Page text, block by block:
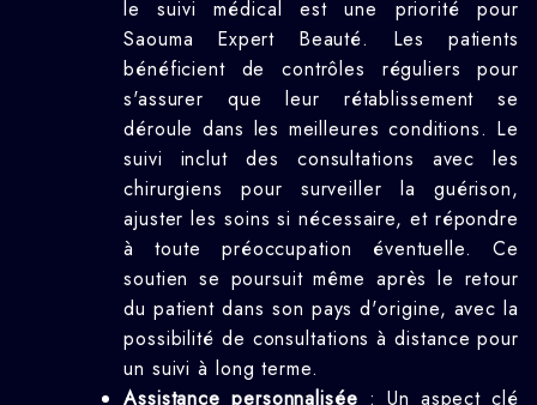
le suivi médical est une priorité pour
Saouma Expert Beauté. Les patients
bénéficient de contrôles réguliers pour
s'assurer que leur rétablissement se
déroule dans les meilleures conditions. Le
suivi inclut des consultations avec les
chirurgiens pour surveiller la guérison,
ajuster les soins si nécessaire, et répondre
à toute préoccupation éventuelle. Ce
soutien se poursuit même après le retour
du patient dans son pays d'origine, avec la
possibilité de consultations à distance pour
un suivi à long terme.
Assistance personnalisée : Un aspect clé